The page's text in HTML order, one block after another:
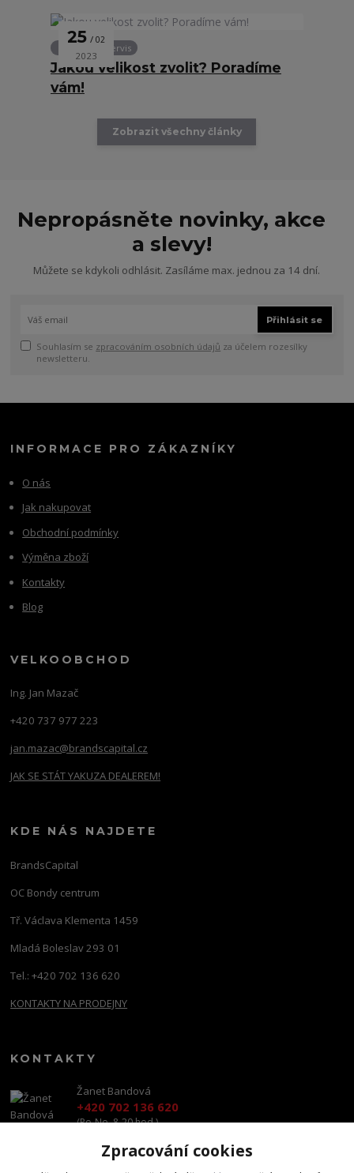
25 02
2023
Zákaznický servis
Jakou velikost zvolit? Poradíme
vám!
Zobrazit všechny články
Nepropásněte novinky, akce
a slevy!
Můžete se kdykoli odhlásit. Zasíláme max. jednou za 14 dní.
Přihlásit se
Souhlasím se zpracováním osobních údajů za účelem rozesílky
newsletteru.
INFORMACE PRO ZÁKAZNÍKY
O nás
Jak nakupovat
Obchodní podmínky
Výměna zboží
Kontakty
Blog
VELKOOBCHOD
Ing. Jan Mazač
+420 737 977 223
jan.mazac@brandscapital.cz
JAK SE STÁT YAKUZA DEALEREM!
KDE NÁS NAJDETE
BrandsCapital
OC Bondy centrum
Tř. Václava Klementa 1459
Mladá Boleslav 293 01
Tel.: +420 702 136 620
KONTAKTY NA PRODEJNY
KONTAKTY
Žanet Bandová
+420 702 136 620
(Po-Ne, 8-20 hod.)
shop@brandscapital.cz
Zpracování cookies